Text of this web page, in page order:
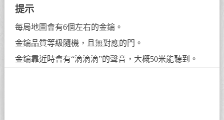
提示
每局地圖會有6個左右的金鑰。
金鑰品質等級隨機，且無對應的門。
金鑰靠近時會有“滴滴滴”的聲音，大概50米能聽到。